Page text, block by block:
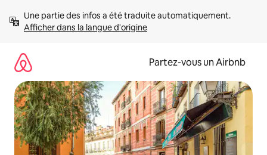
directement
Afficher dans la langue d'origine
Partez-vous un Airbnb